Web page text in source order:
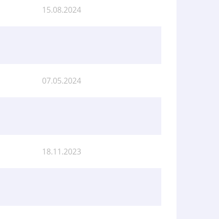
15.08.2024
07.05.2024
18.11.2023